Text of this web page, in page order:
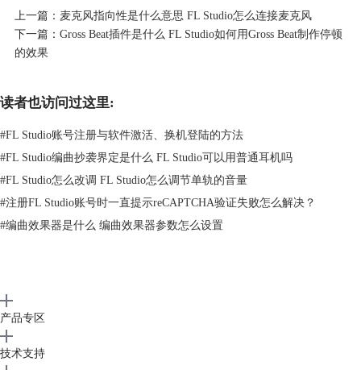
上一篇： 麦克风指向性是什么意思 FL Studio怎么连接麦克风
下一篇： Gross Beat插件是什么 FL Studio如何用Gross Beat制作停顿
的效果
读者也访问过这里:
#FL Studio账号注册与软件激活、换机登陆的方法
#FL Studio编曲抄袭界定是什么 FL Studio可以用普通耳机吗
#FL Studio怎么改调 FL Studio怎么调节单轨的音量
#注册FL Studio账号时一直提示reCAPTCHA验证失败怎么解决？
#编曲效果器是什么 编曲效果器参数怎么设置
产品专区
技术支持